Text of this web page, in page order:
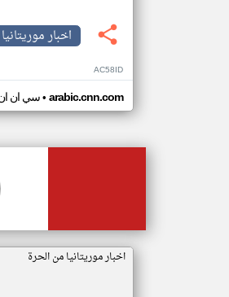
اخبار موريتانيا
AC58ID
سي ان• arabic.cnn.com
اخبار موريتانيا من الحرة